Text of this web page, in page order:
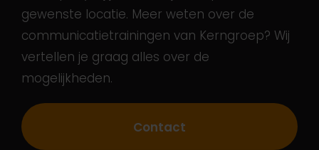
gewenste locatie. Meer weten over de
communicatietrainingen van Kerngroep? Wij
vertellen je graag alles over de
mogelijkheden.
Contact